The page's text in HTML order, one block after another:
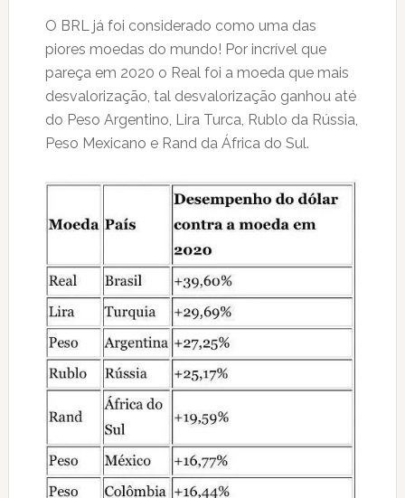
O BRL já foi considerado como uma das
piores moedas do mundo! Por incrível que
pareça em 2020 o Real foi a moeda que mais
desvalorização, tal desvalorização ganhou até
do Peso Argentino, Lira Turca, Rublo da Rússia,
Peso Mexicano e Rand da África do Sul.